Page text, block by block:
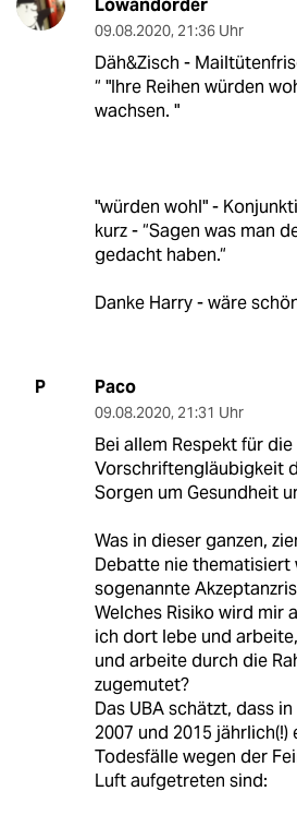
09.08.2020, 21:36 Uhr
Däh&Zisch -
“ "Ihre Reihen würden
wachsen. "
"würden wohl" -
kurz - “Sagen was man
gedacht haben.“
Danke Harry - wäre
P Paco
09.08.2020, 21:31 Uhr
Bei allem Respekt für die
Vorschriftengläubigkeit
Sorgen um Gesundheit
Was in dieser ganzen,
Debatte nie thematisiert
sogenannte
Welches Risiko wird mir
ich dort lebe und
und arbeite durch die
zugemutet?
Das UBA schätzt, dass
2007 und 2015
Todesfälle wegen der
Luft aufgetreten sind: